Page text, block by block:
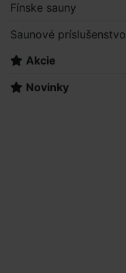
Fínske sauny
Saunové príslušenstvo
Akcie
Novinky